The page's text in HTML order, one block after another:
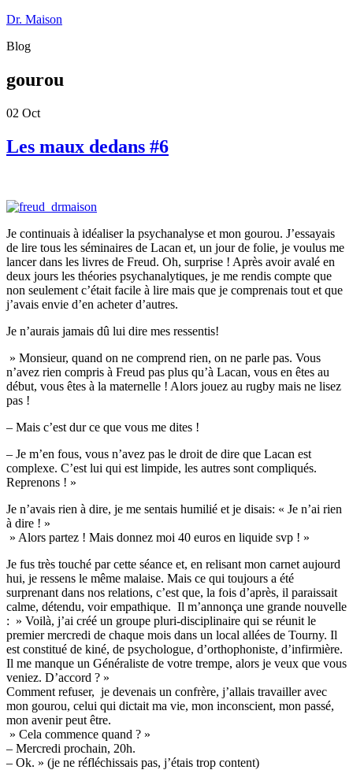
Dr. Maison
Blog
gourou
02 Oct
Les maux dedans #6
Je continuais à idéaliser la psychanalyse et mon gourou. J’essayais
de lire tous les séminaires de Lacan et, un jour de folie, je voulus me
lancer dans les livres de Freud. Oh, surprise ! Après avoir avalé en
deux jours les théories psychanalytiques, je me rendis compte que
non seulement c’était facile à lire mais que je comprenais tout et que
j’avais envie d’en acheter d’autres.
Je n’aurais jamais dû lui dire mes ressentis!
» Monsieur, quand on ne comprend rien, on ne parle pas. Vous
n’avez rien compris à Freud pas plus qu’à Lacan, vous en êtes au
début, vous êtes à la maternelle ! Alors jouez au rugby mais ne lisez
pas !
– Mais c’est dur ce que vous me dites !
– Je m’en fous, vous n’avez pas le droit de dire que Lacan est
complexe. C’est lui qui est limpide, les autres sont compliqués.
Reprenons ! »
Je n’avais rien à dire, je me sentais humilié et je disais: « Je n’ai rien
à dire ! »
» Alors partez ! Mais donnez moi 40 euros en liquide svp ! »
Je fus très touché par cette séance et, en relisant mon carnet aujourd
hui, je ressens le même malaise. Mais ce qui toujours a été
surprenant dans nos relations, c’est que, la fois d’après, il paraissait
calme, détendu, voir empathique. Il m’annonça une grande nouvelle
: » Voilà, j’ai créé un groupe pluri-disciplinaire qui se réunit le
premier mercredi de chaque mois dans un local allées de Tourny. Il
est constitué de kiné, de psychologue, d’orthophoniste, d’infirmière.
Il me manque un Généraliste de votre trempe, alors je veux que vous
veniez. D’accord ? »
Comment refuser, je devenais un confrère, j’allais travailler avec
mon gourou, celui qui dictait ma vie, mon inconscient, mon passé,
mon avenir peut être.
» Cela commence quand ? »
– Mercredi prochain, 20h.
– Ok. » (je ne réfléchissais pas, j’étais trop content)